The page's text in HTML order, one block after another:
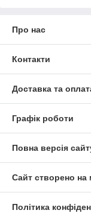
Про нас
Контакти
Доставка та
Графік роботи
Повна версія
Сайт створено на
Політика